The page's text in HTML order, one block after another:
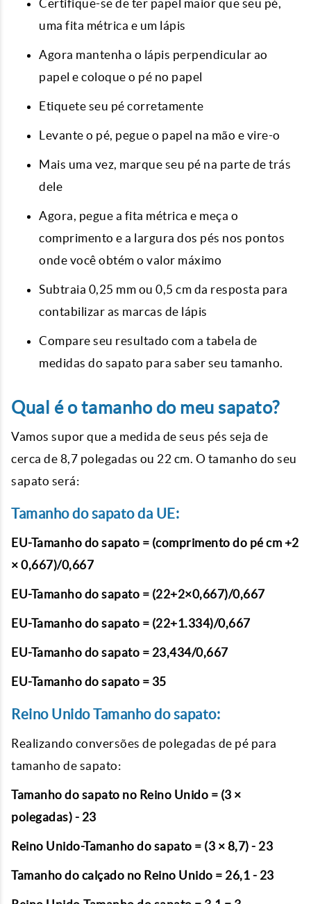
Certifique-se de ter papel maior que seu pé,
uma fita métrica e um lápis
Agora mantenha o lápis perpendicular ao
papel e coloque o pé no papel
Etiquete seu pé corretamente
Levante o pé, pegue o papel na mão e vire-o
Mais uma vez, marque seu pé na parte de trás
dele
Agora, pegue a fita métrica e meça o
comprimento e a largura dos pés nos pontos
onde você obtém o valor máximo
Subtraia 0,25 mm ou 0,5 cm da resposta para
contabilizar as marcas de lápis
Compare seu resultado com a tabela de
medidas do sapato para saber seu tamanho.
Qual é o tamanho do meu sapato?
Vamos supor que a medida de seus pés seja de
cerca de 8,7 polegadas ou 22 cm. O tamanho do seu
sapato será:
Tamanho do sapato da UE:
EU-Tamanho do sapato = (comprimento do pé cm +2
× 0,667)/0,667
EU-Tamanho do sapato = (22+2×0,667)/0,667
EU-Tamanho do sapato = (22+1.334)/0,667
EU-Tamanho do sapato = 23,434/0,667
EU-Tamanho do sapato = 35
Reino Unido Tamanho do sapato:
Realizando conversões de polegadas de pé para
tamanho de sapato:
Tamanho do sapato no Reino Unido = (3 ×
polegadas) - 23
Reino Unido-Tamanho do sapato = (3 × 8,7) - 23
Tamanho do calçado no Reino Unido = 26,1 - 23